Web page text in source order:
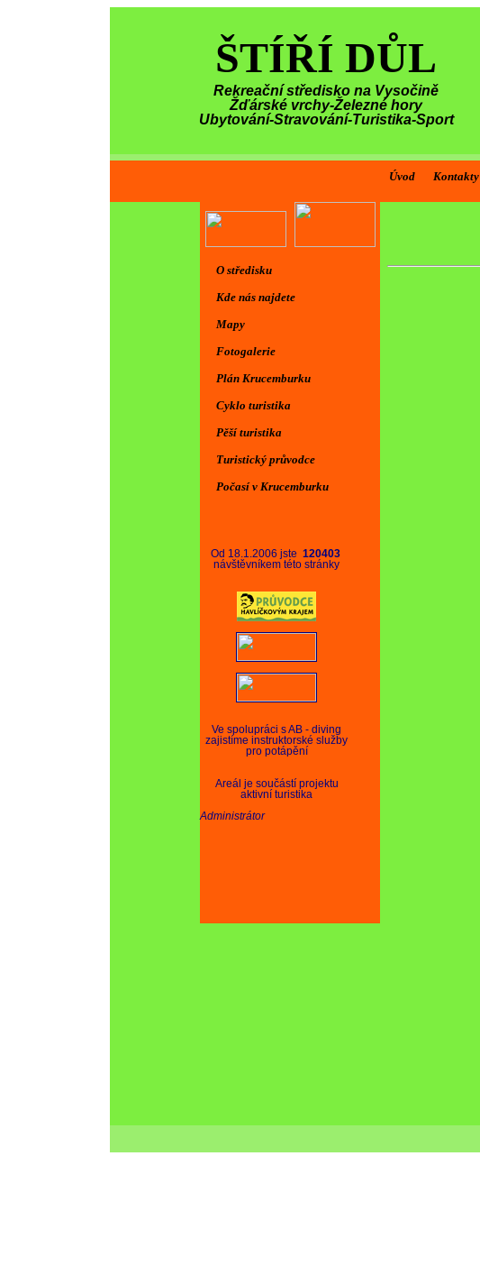
ŠTÍŘÍ DŮL
Rekreační středisko na Vysočině
Žďárské vrchy-Železné hory
Ubytování-Stravování-Turistika-Sport
Úvod Kontakty
Od 18.1.2006 jste 120403
návštěvníkem této stránky
Ve spolupráci s AB - diving
zajistíme instruktorské služby
pro potápění
Areál je součástí projektu
aktivní turistika
Administrátor
O středisku
Kde nás najdete
Mapy
Fotogalerie
Plán Krucemburku
Cyklo turistika
Pěší turistika
Turistický průvodce
Počasí v Krucemburku